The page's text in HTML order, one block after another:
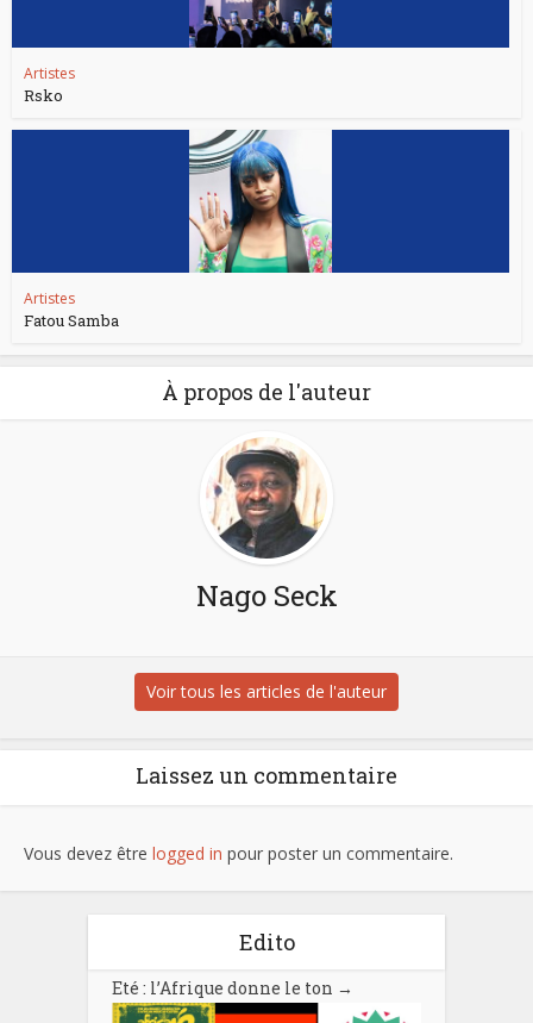
Artistes
Rsko
Artistes
Fatou Samba
À propos de l'auteur
Nago Seck
Voir tous les articles de l'auteur
Laissez un commentaire
Vous devez être logged in pour poster un commentaire.
Edito
Eté : l’Afrique donne le ton →